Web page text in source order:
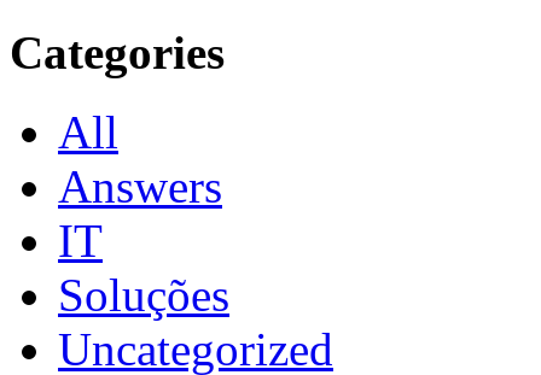
Categories
All
Answers
IT
Soluções
Uncategorized